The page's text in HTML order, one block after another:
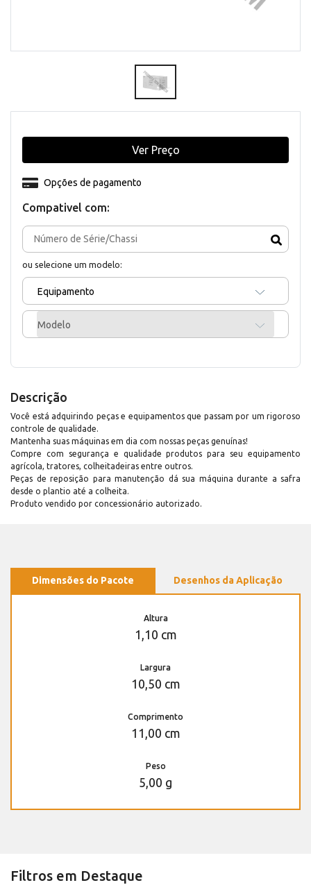
Compativel com:
ou selecione um modelo:
Equipamento
Modelo
Opções de pagamento
Ver Preço
Descrição
Você está adquirindo peças e equipamentos que passam por um rigoroso
controle de qualidade.
Mantenha suas máquinas em dia com nossas peças genuínas!
Compre com segurança e qualidade produtos para seu equipamento
agrícola, tratores, colheitadeiras entre outros.
Peças de reposição para manutenção dá sua máquina durante a safra
desde o plantio até a colheita.
Produto vendido por concessionário autorizado.
Dimensões do Pacote Desenhos da Aplicação
Altura
1,10 cm
Largura
10,50 cm
Comprimento
11,00 cm
Peso
5,00 g
Filtros em Destaque